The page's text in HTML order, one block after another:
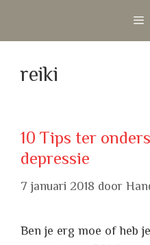
de
reiki
10 Tips ter
depressie
7 januari 2018 door
Ben je erg moe of heb